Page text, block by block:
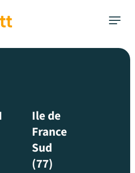
Ile de
France
Sud
(77)